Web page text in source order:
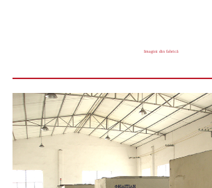
Imagini din fabrică